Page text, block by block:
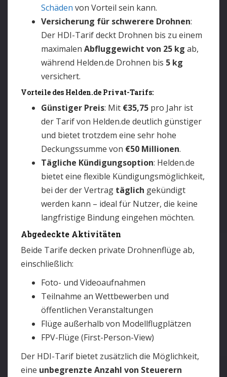
Schäden von Vorteil sein kann.
Versicherung für schwerere Drohnen:
Der HDI-Tarif deckt Drohnen bis zu einem
maximalen Abfluggewicht von 25 kg ab,
während Helden.de Drohnen bis 5 kg
versichert.
Vorteile des Helden.de Privat-Tarifs:
Günstiger Preis: Mit €35,75 pro Jahr ist
der Tarif von Helden.de deutlich günstiger
und bietet trotzdem eine sehr hohe
Deckungssumme von €50 Millionen.
Tägliche Kündigungsoption: Helden.de
bietet eine flexible Kündigungsmöglichkeit,
bei der der Vertrag täglich gekündigt
werden kann – ideal für Nutzer, die keine
langfristige Bindung eingehen möchten.
Abgedeckte Aktivitäten
Beide Tarife decken private Drohnenflüge ab,
einschließlich:
Foto- und Videoaufnahmen
Teilnahme an Wettbewerben und
öffentlichen Veranstaltungen
Flüge außerhalb von Modellflugplätzen
FPV-Flüge (First-Person-View)
Der HDI-Tarif bietet zusätzlich die Möglichkeit,
eine unbegrenzte Anzahl von Steuerern